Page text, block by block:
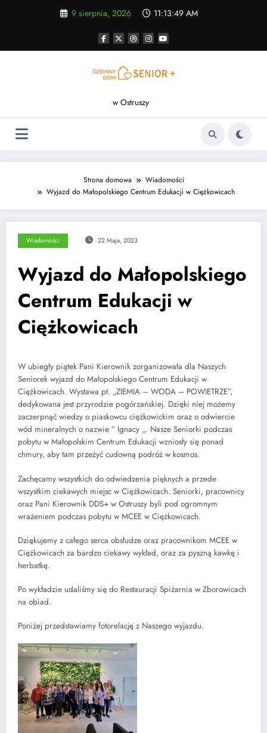
9 sierpnia, 2026 11:13:49 AM
w Ostruszy
Strona domowa
Wiadomości
Wyjazd do Małopolskiego Centrum Edukacji w Ciężkowicach
Wiadomości 22 Maja, 2023
Wyjazd do Małopolskiego
Centrum Edukacji w
Ciężkowicach
W ubiegły piątek Pani Kierownik zorganizowała dla Naszych
Seniorek wyjazd do Małopolskiego Centrum Edukacji w
Ciężkowicach. Wystawa pt. „ZIEMIA – WODA – POWIETRZE”,
dedykowana jest przyrodzie pogórzańskiej. Dzięki niej możemy
zaczerpnąć wiedzy o piaskowcu ciężkowickim oraz o odwiercie
wód mineralnych o nazwie ” Ignacy „. Nasze Seniorki podczas
pobytu w Małopolskim Centrum Edukacji wzniosły się ponad
chmury, aby tam przeżyć cudowną podróż w kosmos.
Zachęcamy wszystkich do odwiedzenia pięknych a przede
wszystkim ciekawych miejsc w Ciężkowicach. Seniorki, pracownicy
oraz Pani Kierownik DDS+ w Ostruszy byli pod ogromnym
wrażeniem podczas pobytu w MCEE w Ciężkowicach.
Dziękujemy z całego serca obsłudze oraz pracownikom MCEE w
Ciężkowicach za bardzo ciekawy wykład, oraz za pyszną kawkę i
herbatkę.
Po wykładzie udaliśmy się do Restauracji Spiżarnia w Zborowicach
na obiad.
Poniżej przedstawiamy fotorelację z Naszego wyjazdu.